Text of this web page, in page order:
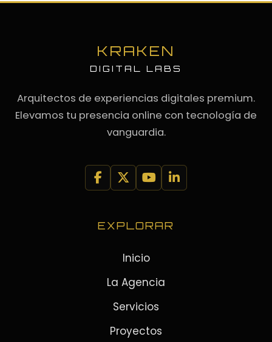
KRAKEN
DIGITAL LABS
Arquitectos de experiencias digitales premium.
Elevamos tu presencia online con tecnología de
vanguardia.
EXPLORAR
Inicio
La Agencia
Servicios
Proyectos